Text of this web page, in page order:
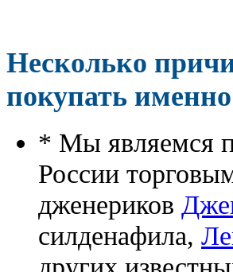
Несколько
покупать
* Мы являемся
России
дженериков
силденафила,